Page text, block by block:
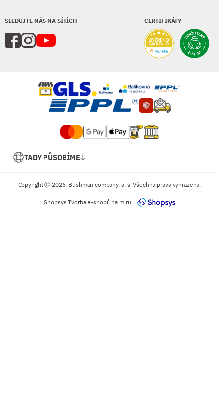
SLEDUJTE NÁS NA SÍTÍCH CERTIFIKÁTY
TADY PŮSOBÍME
Copyright Ⓒ 2026, Bushman company, a. s. Všechna práva vyhrazena.
Shopsys Tvorba e-shopů na míru